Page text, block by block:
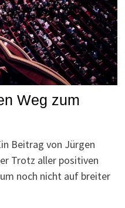
Weg zum
Beitrag von Jürgen
Trotz aller positiven
noch nicht auf breiter